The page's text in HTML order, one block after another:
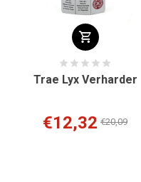
Trae Lyx Verharder
€12,32 €20,09